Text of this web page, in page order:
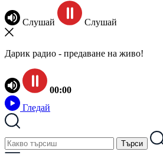
Слушай Слушай
Дарик радио - предаване на живо!
00:00
Гледай